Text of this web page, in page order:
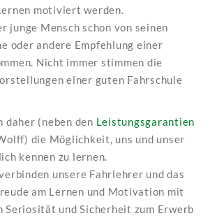
motiviert werden.
junge Mensch schon von seinen
oder andere Empfehlung einer
Nicht immer stimmen die
einer guten Fahrschule
(neben den Leistungsgarantien
die Möglichkeit, uns und unser
kennen zu lernen.
unsere Fahrlehrer und das
am Lernen und Motivation mit
Seriosität und Sicherheit zum Erwerb